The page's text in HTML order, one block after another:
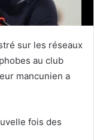
sur les réseaux
au club
mancunien a